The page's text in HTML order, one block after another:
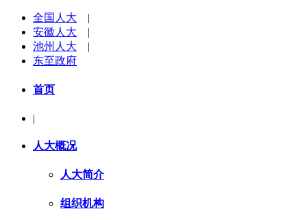
全国人大 |
安徽人大 |
池州人大 |
东至政府
首页
|
人大概况
人大简介
组织机构